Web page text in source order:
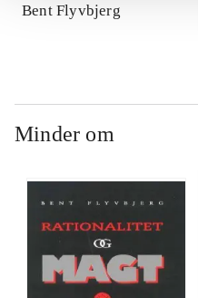
konkretes videnskab
Bent Flyvbjerg
Minder om